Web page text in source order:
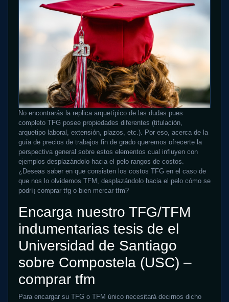
No encontrarás la replica arquetípico de las dudas pues
completo TFG posee propiedades diferentes (titulación,
arquetipo laboral, extensión, plazos, etc.). Por eso, acerca de la
guía de precios de trabajos fin de grado queremos ofrecerte la
perspectiva general sobre estos elementos cual influyen con
ejemplos desplazándolo hacia el pelo rangos de costos.
¿Deseas saber en que consisten los costos TFG en el caso de
que nos lo olvidemos TFM, desplazándolo hacia el pelo cómo se
podrí¡ comprar tfg o bien mercar tfm?
Encarga nuestro TFG/TFM
indumentarias tesis de el
Universidad de Santiago
sobre Compostela (USC) –
comprar tfm
Para encargar su TFG o TFM único necesitará decirnos dicho